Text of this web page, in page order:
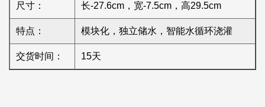
尺寸： 长-27.6cm，宽-7.5cm，高29.5cm
特点： 模块化，独立储水，智能水循环浇灌
交货时间： 15天